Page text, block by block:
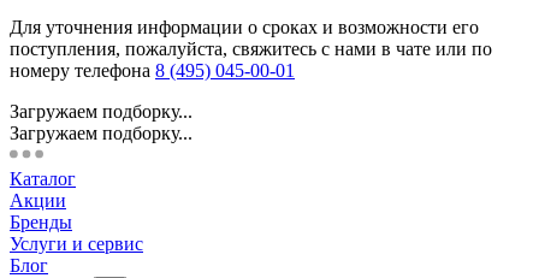
Для уточнения информации о сроках и возможности его
поступления, пожалуйста, свяжитесь с нами в чате или по
номеру телефона 8 (495) 045-00-01
Загружаем подборку...
Загружаем подборку...
Каталог
Акции
Бренды
Услуги и сервис
Блог